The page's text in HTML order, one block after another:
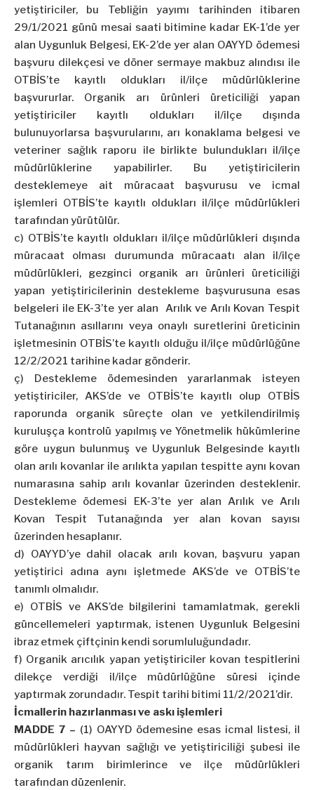
yetiştiriciler, bu Tebliğin yayımı tarihinden itibaren
29/1/2021 günü mesai saati bitimine kadar EK-1’de yer
alan Uygunluk Belgesi, EK-2’de yer alan OAYYD ödemesi
başvuru dilekçesi ve döner sermaye makbuz alındısı ile
OTBİS’te kayıtlı oldukları il/ilçe müdürlüklerine
başvururlar. Organik arı ürünleri üreticiliği yapan
yetiştiriciler kayıtlı oldukları il/ilçe dışında
bulunuyorlarsa başvurularını, arı konaklama belgesi ve
veteriner sağlık raporu ile birlikte bulundukları il/ilçe
müdürlüklerine yapabilirler. Bu yetiştiricilerin
desteklemeye ait müracaat başvurusu ve icmal
işlemleri OTBİS’te kayıtlı oldukları il/ilçe müdürlükleri
tarafından yürütülür.
c) OTBİS’te kayıtlı oldukları il/ilçe müdürlükleri dışında
müracaat olması durumunda müracaatı alan il/ilçe
müdürlükleri, gezginci organik arı ürünleri üreticiliği
yapan yetiştiricilerinin destekleme başvurusuna esas
belgeleri ile EK-3’te yer alan Arılık ve Arılı Kovan Tespit
Tutanağının asıllarını veya onaylı suretlerini üreticinin
işletmesinin OTBİS’te kayıtlı olduğu il/ilçe müdürlüğüne
12/2/2021 tarihine kadar gönderir.
ç) Destekleme ödemesinden yararlanmak isteyen
yetiştiriciler, AKS’de ve OTBİS’te kayıtlı olup OTBİS
raporunda organik süreçte olan ve yetkilendirilmiş
kuruluşça kontrolü yapılmış ve Yönetmelik hükümlerine
göre uygun bulunmuş ve Uygunluk Belgesinde kayıtlı
olan arılı kovanlar ile arılıkta yapılan tespitte aynı kovan
numarasına sahip arılı kovanlar üzerinden desteklenir.
Destekleme ödemesi EK-3’te yer alan Arılık ve Arılı
Kovan Tespit Tutanağında yer alan kovan sayısı
üzerinden hesaplanır.
d) OAYYD’ye dahil olacak arılı kovan, başvuru yapan
yetiştirici adına aynı işletmede AKS’de ve OTBİS’te
tanımlı olmalıdır.
e) OTBİS ve AKS’de bilgilerini tamamlatmak, gerekli
güncellemeleri yaptırmak, istenen Uygunluk Belgesini
ibraz etmek çiftçinin kendi sorumluluğundadır.
f) Organik arıcılık yapan yetiştiriciler kovan tespitlerini
dilekçe verdiği il/ilçe müdürlüğüne süresi içinde
yaptırmak zorundadır. Tespit tarihi bitimi 11/2/2021’dir.
İcmallerin hazırlanması ve askı işlemleri
MADDE 7 – (1) OAYYD ödemesine esas icmal listesi, il
müdürlükleri hayvan sağlığı ve yetiştiriciliği şubesi ile
organik tarım birimlerince ve ilçe müdürlükleri
tarafından düzenlenir.